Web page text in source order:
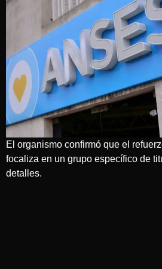
El organismo confirmó que el
focaliza en un grupo específico de
detalles.